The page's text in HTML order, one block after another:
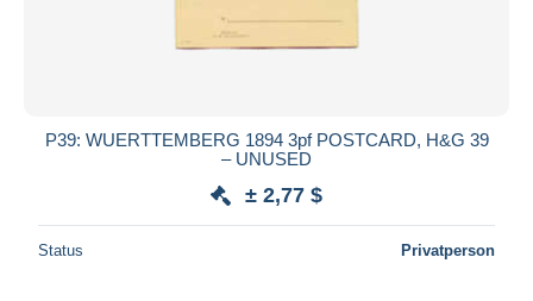
P39: WUERTTEMBERG 1894 3pf POSTCARD, H&G 39
– UNUSED
± 2,77 $
Status Privatperson